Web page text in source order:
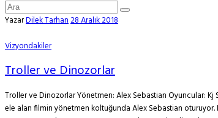
YazarDilek Tarhan28 Aralık 2018
Vizyondakiler
Troller ve Dinozorlar
Troller ve Dinozorlar Yönetmen: Alex Sebastian Oyuncular: Kj
ele alan filmin yönetmen koltuğunda Alex Sebastian oturuyor.